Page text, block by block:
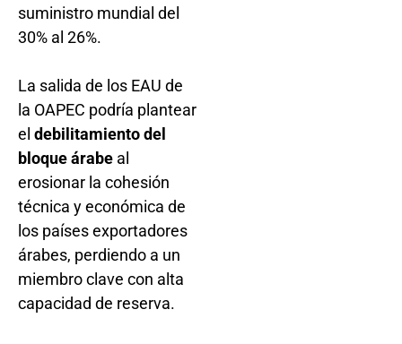
suministro mundial del
30% al 26%.
La salida de los EAU de
la OAPEC podría plantear
el debilitamiento del
bloque árabe al
erosionar la cohesión
técnica y económica de
los países exportadores
árabes, perdiendo a un
miembro clave con alta
capacidad de reserva.